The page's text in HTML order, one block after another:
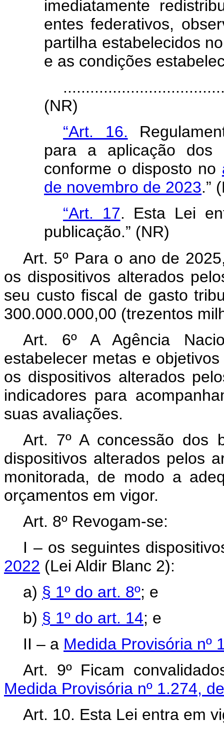
imediatamente
entes federativos,
partilha estabelecidos
e as condições
(NR)
“Art. 16.
para a aplicação dos
conforme o disposto no
de novembro de 2023.”
“Art. 17. Esta Lei
publicação.” (NR)
Art. 5º Para o ano de
os dispositivos alterados
seu custo fiscal de gasto
300.000.000,00 (trezentos
Art. 6º A Agência
estabelecer metas e
os dispositivos alterados
indicadores para
suas avaliações.
Art. 7º A concessão dos
dispositivos alterados pelos
monitorada, de modo a
orçamentos em vigor.
Art. 8º Revogam-se:
I – os seguintes
2022 (Lei Aldir Blanc 2):
a) § 1º do art. 8º; e
b) § 1º do art. 14; e
II – a Medida Provisória nº
Art. 9º Ficam
Medida Provisória nº 1.274,
Art. 10. Esta Lei entra em